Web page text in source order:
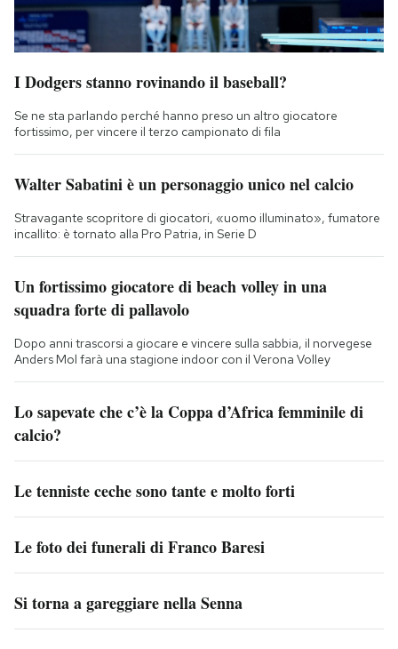
I Dodgers stanno rovinando il baseball?
Se ne sta parlando perché hanno preso un altro giocatore
fortissimo, per vincere il terzo campionato di fila
Walter Sabatini è un personaggio unico nel calcio
Stravagante scopritore di giocatori, «uomo illuminato», fumatore
incallito: è tornato alla Pro Patria, in Serie D
Un fortissimo giocatore di beach volley in una
squadra forte di pallavolo
Dopo anni trascorsi a giocare e vincere sulla sabbia, il norvegese
Anders Mol farà una stagione indoor con il Verona Volley
Lo sapevate che c’è la Coppa d’Africa femminile di
calcio?
Le tenniste ceche sono tante e molto forti
Le foto dei funerali di Franco Baresi
Si torna a gareggiare nella Senna